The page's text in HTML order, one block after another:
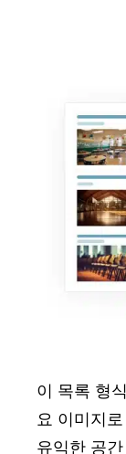
이 목록 형
요 이미지
유익한 공